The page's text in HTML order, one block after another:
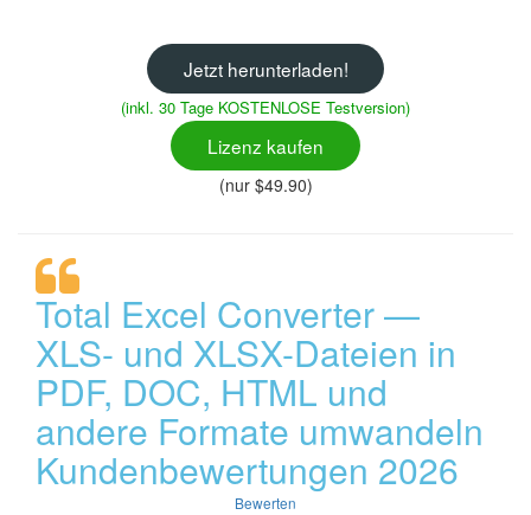
Jetzt herunterladen!
(inkl. 30 Tage KOSTENLOSE Testversion)
Lizenz kaufen
(nur $49.90)
Total Excel Converter —
XLS- und XLSX-Dateien in
PDF, DOC, HTML und
andere Formate umwandeln
Kundenbewertungen 2026
Bewerten